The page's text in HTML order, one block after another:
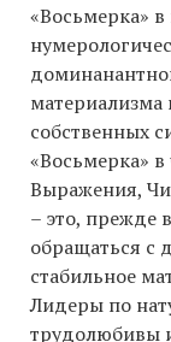
«Восьмерка» в
материализма
собственных
«Восьмерка»
Выражения,
– это, прежде
обращаться с
стабильное
Лидеры по
трудолюбивы